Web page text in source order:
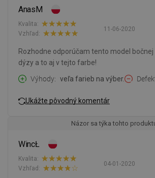
AnasM
11-06-2020
Kvalita:
Vzhľad:
Rozhodne odporúčam tento model
dýzy a to aj v tejto farbe!
Výhody
veľa farieb na výber.
Ukážte pôvodný komentár
Názor sa týka tohto
WincŁ
04-01-2020
Kvalita:
Vzhľad: